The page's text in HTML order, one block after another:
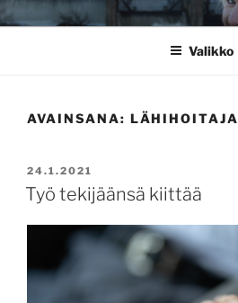
sisältöönRIIKKA TAINA
Sydämellä mukana
Valikko
AVAINSANA: LÄHIHOITAJA
JULKAISTU
24.1.2021
Työ tekijäänsä kiittää